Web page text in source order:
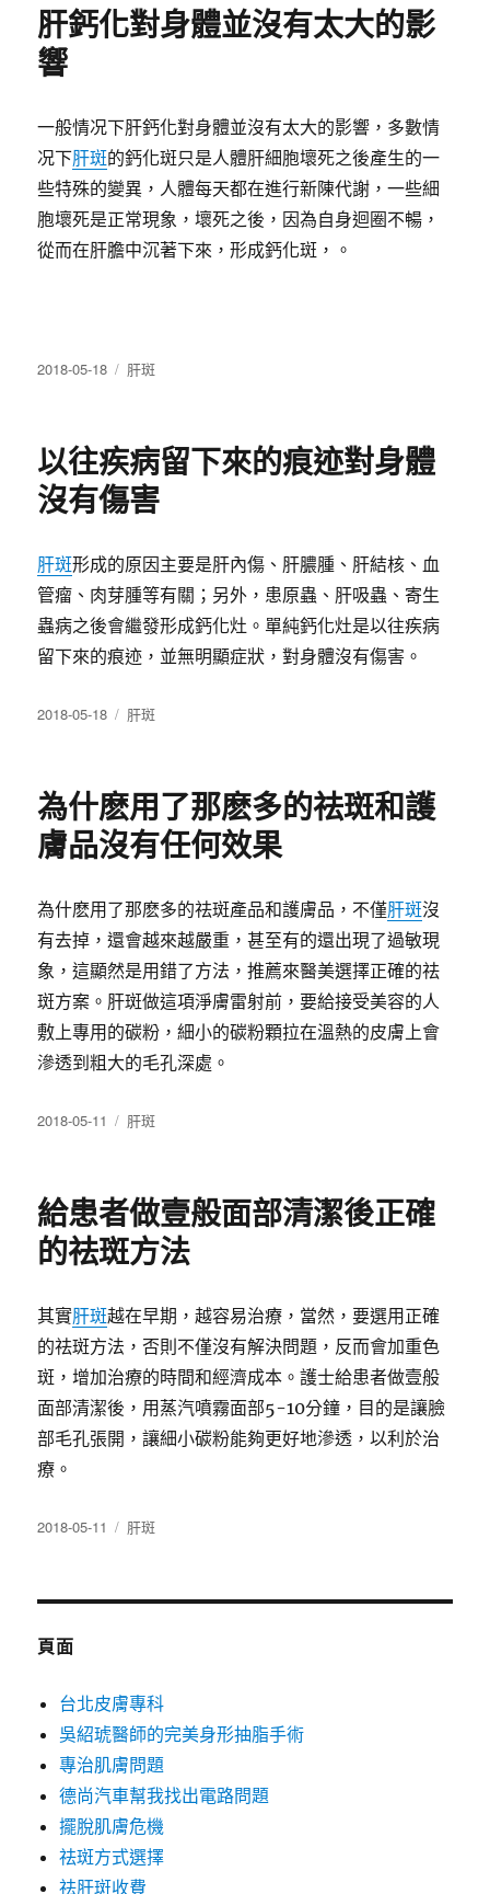
肝鈣化對身體並沒有太大的影
響
一般情况下肝鈣化對身體並沒有太大的影響，多數情
况下肝斑的鈣化斑只是人體肝細胞壞死之後產生的一
些特殊的變異，人體每天都在進行新陳代謝，一些細
胞壞死是正常現象，壞死之後，因為自身迴圈不暢，
從而在肝膽中沉著下來，形成鈣化斑，。
發
2018-05-18
分
肝斑
以往疾病留下來的痕迹對身體
沒有傷害
肝斑形成的原因主要是肝內傷、肝膿腫、肝結核、血
管瘤、肉芽腫等有關；另外，患原蟲、肝吸蟲、寄生
蟲病之後會繼發形成鈣化灶。單純鈣化灶是以往疾病
留下來的痕迹，並無明顯症狀，對身體沒有傷害。
發
2018-05-18
分
肝斑
為什麽用了那麽多的祛斑和護
膚品沒有任何效果
為什麽用了那麽多的祛斑產品和護膚品，不僅肝斑沒
有去掉，還會越來越嚴重，甚至有的還出現了過敏現
象，這顯然是用錯了方法，推薦來醫美選擇正確的祛
斑方案。肝斑做這項淨膚雷射前，要給接受美容的人
敷上專用的碳粉，細小的碳粉顆拉在溫熱的皮膚上會
滲透到粗大的毛孔深處。
發
2018-05-11
分
肝斑
給患者做壹般面部清潔後正確
的祛斑方法
其實肝斑越在早期，越容易治療，當然，要選用正確
的祛斑方法，否則不僅沒有解決問題，反而會加重色
斑，增加治療的時間和經濟成本。護士給患者做壹般
面部清潔後，用蒸汽噴霧面部5-10分鐘，目的是讓臉
部毛孔張開，讓細小碳粉能夠更好地滲透，以利於治
療。
發
期:
2018-05-11
分
肝斑
頁面
台北皮膚專科
吳紹琥醫師的完美身形抽脂手術
專治肌膚問題
德尚汽車幫我找出電路問題
擺脫肌膚危機
祛斑方式選擇
祛肝斑收費